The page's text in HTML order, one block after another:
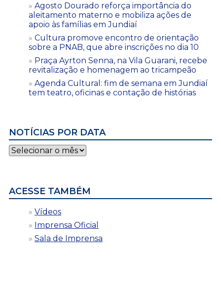
Agosto Dourado reforça importância do
aleitamento materno e mobiliza ações de
apoio às famílias em Jundiaí
Cultura promove encontro de orientação
sobre a PNAB, que abre inscrições no dia 10
Praça Ayrton Senna, na Vila Guarani, recebe
revitalização e homenagem ao tricampeão
Agenda Cultural: fim de semana em Jundiaí
tem teatro, oficinas e contação de histórias
NOTÍCIAS POR DATA
Notícias
por
ACESSE TAMBÉM
Vídeos
Imprensa Oficial
Sala de Imprensa